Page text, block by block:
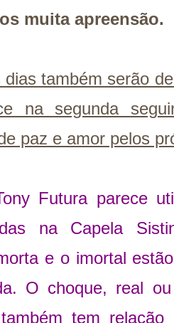
muita apreensão.
dias também serão
na segunda
paz e amor pelos
Futura parece
na Capela
e o imortal
O choque, real
tem